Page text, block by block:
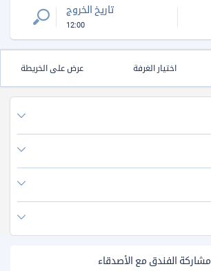
تاريخ الخروج
12:00
اختيار الغرفة عرض على الخريطة
مشاركة الفندق مع الأصدقاء